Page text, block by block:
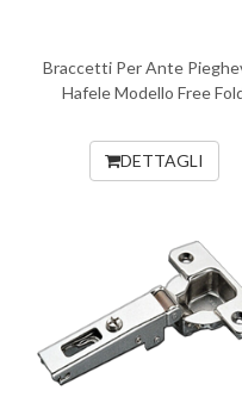
Braccetti Per Ante
Hafele Modello Free
DETTAGLI